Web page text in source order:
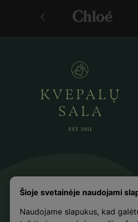
Šioje svetainėje naudojami
Naudojame slapukus, kad